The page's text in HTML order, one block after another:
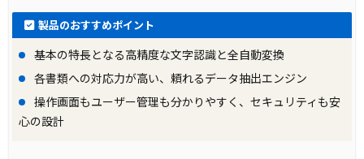
製品のおすすめポイント
基本の特長となる高精度な文字認識と全自動変換
各書類への対応力が高い、頼れるデータ抽出エンジン
操作画面もユーザー管理も分かりやすく、セキュリティも安
心の設計